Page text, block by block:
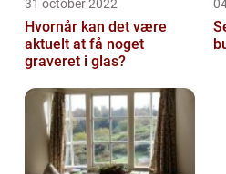
31 october 2022
Hvornår kan det være
aktuelt at få noget
graveret i glas?